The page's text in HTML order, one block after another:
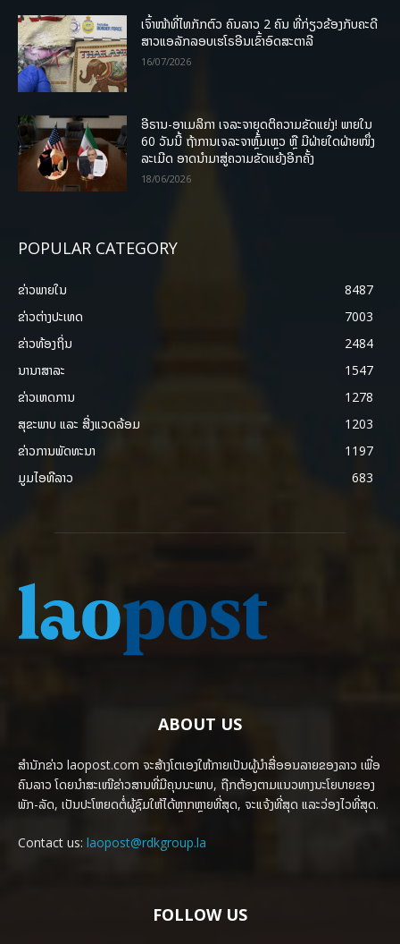
ເຈົ້າໜ້າທີ່ໄທກັກຕົວ ຄົນລາວ 2 ຄົນ ທີ່ກ່ຽວຂ້ອງກັບຄະດີ
ສາວແອລັກລອບເຮໂຣອີນເຂົ້າອົດສະຕາລີ
16/07/2026
ອີຣານ-ອາເມລິກາ ເຈລະຈາຍຸດຕິຄວາມຂັດແຍ່ງ! ພາຍໃນ
60 ວັນນີ້ ຖ້າການເຈລະຈາຫຼົ້ມເຫຼວ ຫຼື ມີຝ່າຍໃດຝ່າຍໜຶ່ງ
ລະເມີດ ອາດນໍາມາສູ່ຄວາມຂັດແຍ້ງອີກຄັ້ງ
18/06/2026
POPULAR CATEGORY
ຂ່າວພາຍ​ໃນ
8487
ຂ່າວຕ່າງປະເທດ
7003
ຂ່າວທ້ອງຖິ່ນ
2484
ນານາສາລະ
1547
ຂ່າວເຫດການ
1278
ສຸຂະພາບ ແລະ ສີ່ງແວດລ້ອມ
1203
ຂ່າວການພັດທະນາ
1197
ມູມໄອທີລາວ
683
ABOUT US
ສຳນັກຂ່າວ laopost.com ຈະສ້າງໂຕເອງໃຫ້ກາຍເປັນຜູ້ນຳສື່ອອນລາຍຂອງລາວ ເພື່ອ
ຄົນລາວ ໂດຍນຳສະເໜີຂ່າວສານທີ່ມີຄຸນນະພາບ, ຖືກຕ້ອງຕາມແນວທາງນະໂຍບາຍຂອງ
ພັກ-ລັດ, ເປັນປະໂຫຍດຕໍ່ຜູ້ຊົມໃຫ້ໄດ້ຫຼາກຫຼາຍທີ່ສຸດ, ຈະແຈ້ງທີ່ສຸດ ແລະວ່ອງໄວທີ່ສຸດ.
Contact us: laopost@rdkgroup.la
FOLLOW US